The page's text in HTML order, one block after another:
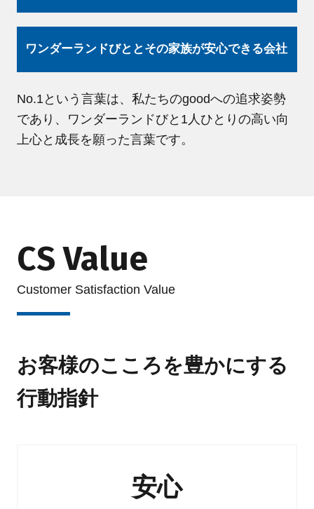
ワンダーランドびととその家族が安心できる会社
No.1という言葉は、私たちのgoodへの追求姿勢
であり、ワンダーランドびと1人ひとりの高い向
上心と成長を願った言葉です。
CS Value
Customer Satisfaction Value
お客様のこころを豊かにする
行動指針
安心